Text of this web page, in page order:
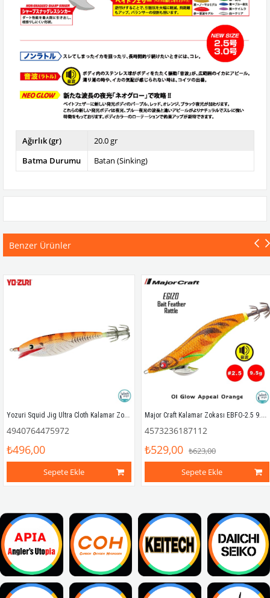
Ağırlık (gr)
20.0 gr
Batma Durumu
Batan (Sinking)
Benzer Ürünler
Yozuri Squid Jig Ultra Cloth Kalamar Zokası A331 M 9.0cm CL9
4940764475972
₺496,00
Sepete Ekle
Major Craft Kalamar Zokası EBFO-2.5 9.5gr #01 Glow Appeal Orange
4573236187112
₺529,00 ₺623,00
Sepete Ekle